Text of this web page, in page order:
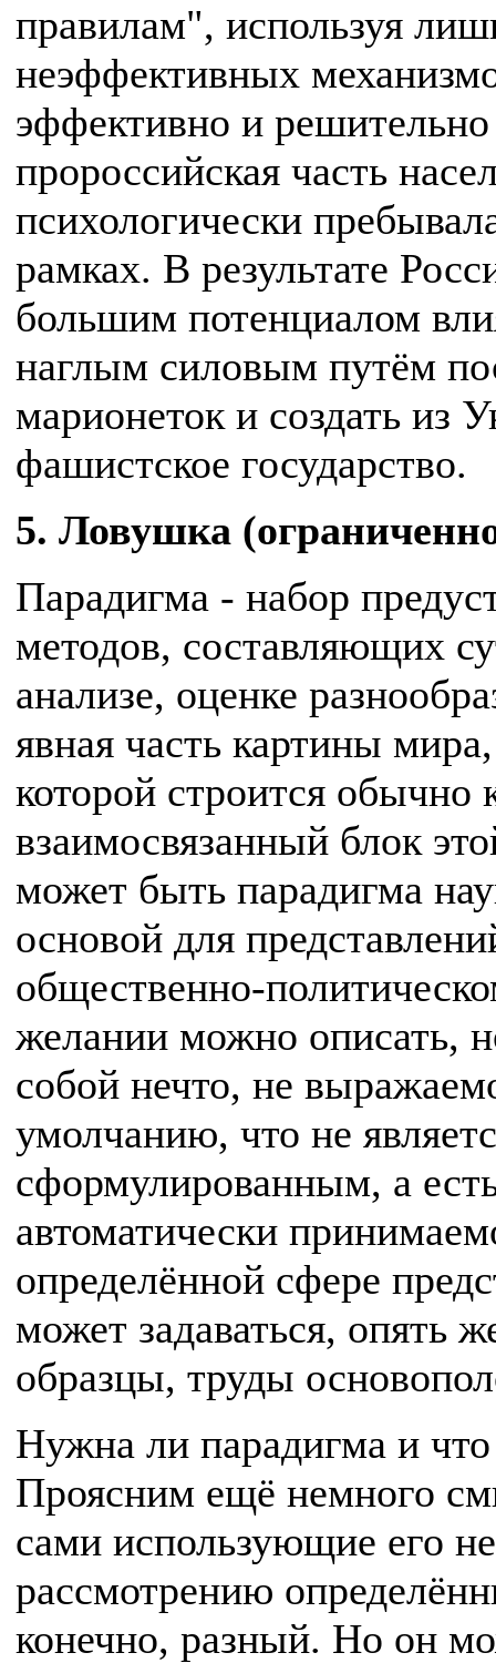
правилам", используя
неэффективных
эффективно и решительно
пророссийская часть
психологически
рамках. В результате
большим потенциалом
наглым силовым путём
марионеток и создать из
фашистское государство.
5. Ловушка
Парадигма - набор
методов, составляющих
анализе, оценке
явная часть картины
которой строится обычно
взаимосвязанный блок
может быть парадигма
основой для
общественно-
желании можно описать,
собой нечто, не
умолчанию, что не
сформулированным, а
автоматически
определённой сфере
может задаваться, опять
образцы, труды
Нужна ли парадигма и что
Проясним ещё немного
сами использующие его
рассмотрению
конечно, разный. Но он